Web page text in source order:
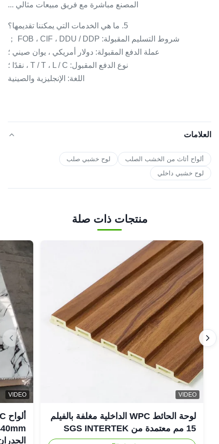
المصنع مباشرة مع فريق مبيعات مثالي ...
5. ما هي الخدمات التي يمكننا تقديمها؟
شروط التسليم المقبولة: FOB ، CIF ، DDU / DDP ；
عملة الدفع المقبولة: دولار أمريكي ، يوان صيني ؛
نوع الدفع المقبول: T / T ، L / C ، نقدًا ؛
اللغة: الإنجليزية والصينية
العلامات
ألواح أثاث من الخشب الصلب
لوح خشبي صلب
لوح خشبي داخلي
منتجات ذات صلة
VIDEO
لوحة الحائط WPC الداخلية مغلفة بالفيلم
15 مم معتمدة من SGS INTERTEK
VIDEO